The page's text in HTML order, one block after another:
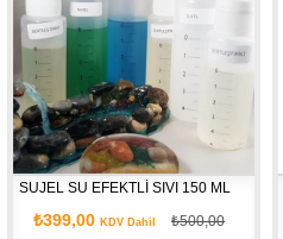
SUJEL SU EFEKTLİ SIVI 150 ML
₺399,00KDV Dahil ₺500,00